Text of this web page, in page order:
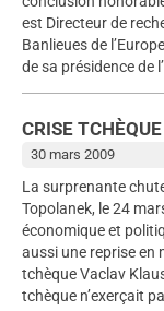
est Directeur de
Banlieues de
de sa présidence de
CRISE
30 mars 2009
La surprenante
Topolanek, le 24
économique et
aussi une reprise en
tchèque Vaclav
tchèque n’exerçait